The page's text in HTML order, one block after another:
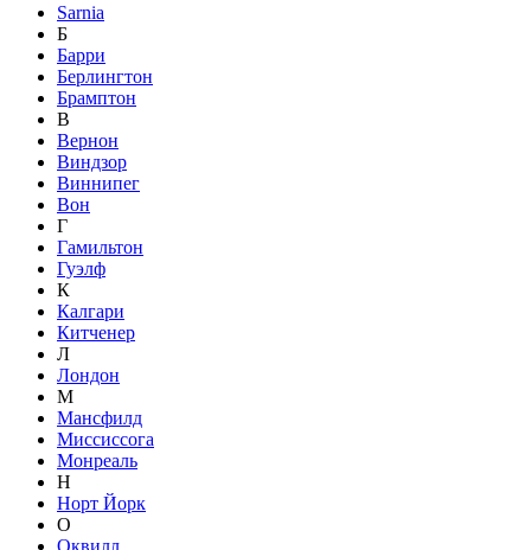
Sarnia
Б
Барри
Берлингтон
Брамптон
В
Вернон
Виндзор
Виннипег
Вон
Г
Гамильтон
Гуэлф
К
Калгари
Китченер
Л
Лондон
М
Мансфилд
Миссиссога
Монреаль
Н
Норт Йорк
О
Оквилл